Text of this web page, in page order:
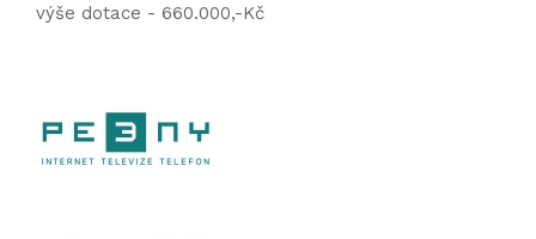
výše dotace - 660.000,-Kč